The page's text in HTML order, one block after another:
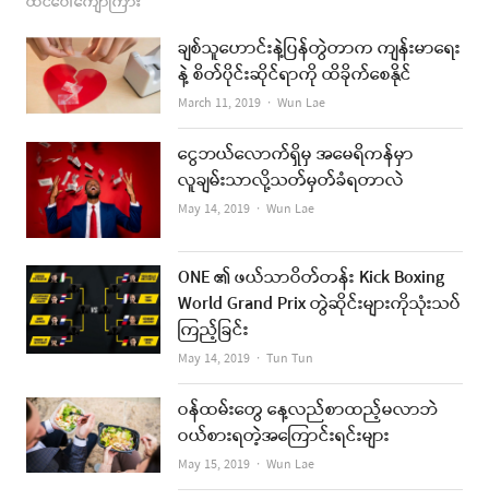
ချစ်သူဟောင်းနဲ့ပြန်တွဲတာက ကျန်းမာရေး
နဲ့ စိတ်ပိုင်းဆိုင်ရာကို ထိခိုက်စေနိုင်
March 11, 2019 Author
Wun Lae
ငွေဘယ်လောက်ရှိမှ အမေရိကန်မှာ
လူချမ်းသာလို့သတ်မှတ်ခံရတာလဲ
May 14, 2019 Author
Wun Lae
ONE ၏ ဖယ်သာဝိတ်တန်း Kick Boxing
World Grand Prix တွဲဆိုင်းများကိုသုံးသပ်
ကြည့်ခြင်း
May 14, 2019 Author
Tun Tun
ဝန်ထမ်းတွေ နေ့လည်စာထည့်မလာဘဲ
ဝယ်စားရတဲ့အကြောင်းရင်းများ
May 15, 2019 Author
Wun Lae